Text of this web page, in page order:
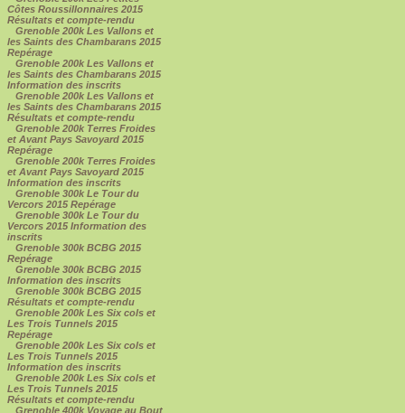
Côtes Roussillonnaires 2015
Résultats et compte-rendu
Grenoble 200k Les Vallons et
les Saints des Chambarans 2015
Repérage
Grenoble 200k Les Vallons et
les Saints des Chambarans 2015
Information des inscrits
Grenoble 200k Les Vallons et
les Saints des Chambarans 2015
Résultats et compte-rendu
Grenoble 200k Terres Froides
et Avant Pays Savoyard 2015
Repérage
Grenoble 200k Terres Froides
et Avant Pays Savoyard 2015
Information des inscrits
Grenoble 300k Le Tour du
Vercors 2015 Repérage
Grenoble 300k Le Tour du
Vercors 2015 Information des
inscrits
Grenoble 300k BCBG 2015
Repérage
Grenoble 300k BCBG 2015
Information des inscrits
Grenoble 300k BCBG 2015
Résultats et compte-rendu
Grenoble 200k Les Six cols et
Les Trois Tunnels 2015
Repérage
Grenoble 200k Les Six cols et
Les Trois Tunnels 2015
Information des inscrits
Grenoble 200k Les Six cols et
Les Trois Tunnels 2015
Résultats et compte-rendu
Grenoble 400k Voyage au Bout